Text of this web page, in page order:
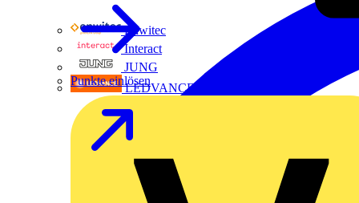
Enwitec
Interact
JUNG
LEDVANCE
Punkte einlösen